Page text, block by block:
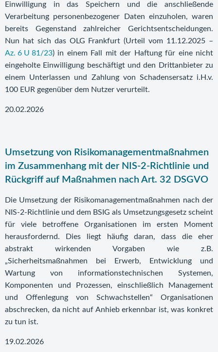
Einwilligung in das Speichern und die anschließende
Verarbeitung personenbezogener Daten einzuholen, waren
bereits Gegenstand zahlreicher Gerichtsentscheidungen.
Nun hat sich das OLG Frankfurt (Urteil vom 11.12.2025 –
Az. 6 U 81/23) in einem Fall mit der Haftung für eine nicht
eingeholte Einwilligung beschäftigt und den Drittanbieter zu
einem Unterlassen und Zahlung von Schadensersatz i.H.v.
100 EUR gegenüber dem Nutzer verurteilt.
20.02.2026
Umsetzung von Risikomanagementmaßnahmen
im Zusammenhang mit der NIS-2-Richtlinie und
Rückgriff auf Maßnahmen nach Art. 32 DSGVO
Die Umsetzung der Risikomanagementmaßnahmen nach der
NIS-2-Richtlinie und dem BSIG als Umsetzungsgesetz scheint
für viele betroffene Organisationen im ersten Moment
herausfordernd. Dies liegt häufig daran, dass die eher
abstrakt wirkenden Vorgaben wie z.B.
„Sicherheitsmaßnahmen bei Erwerb, Entwicklung und
Wartung von informationstechnischen Systemen,
Komponenten und Prozessen, einschließlich Management
und Offenlegung von Schwachstellen“ Organisationen
abschrecken, da nicht auf Anhieb erkennbar ist, was konkret
zu tun ist.
19.02.2026